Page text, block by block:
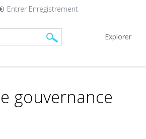
Entrer Enregistrement
Explorer
gouvernance